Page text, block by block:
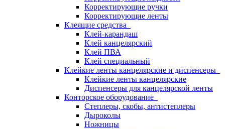
Корректирующие ручки
Корректирующие ленты
Клеящие средства
Клей-карандаш
Клей канцелярский
Клей ПВА
Клей специальный
Клейкие ленты канцелярские и диспенсеры
Клейкие ленты канцелярские
Диспенсеры для канцелярской ленты
Конторское оборудование
Степлеры, скобы, антистеплеры
Дыроколы
Ножницы